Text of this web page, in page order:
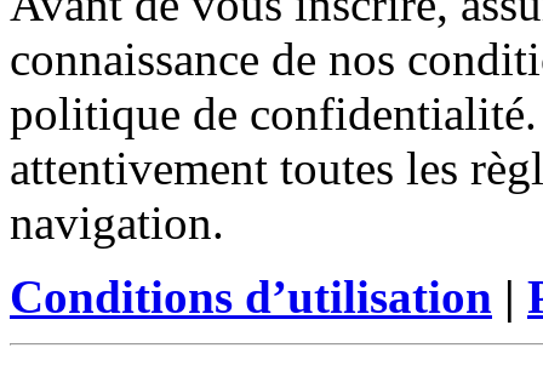
connaissance de nos
politique de
attentivement toutes les
navigation.
Conditions d’utilisation |